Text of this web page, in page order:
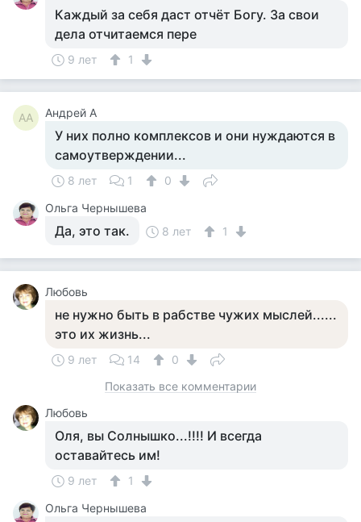
Каждый за себя даст отчёт Богу. За свои
дела отчитаемся пере
9 лет 1
АА Андрей А
У них полно комплексов и они нуждаются в
самоутверждении...
8 лет 1
0
Ольга Чернышева
Да, это так. 8 лет 1
Любовь
не нужно быть в рабстве чужих мыслей......
это их жизнь...
9 лет 14
0
Показать все комментарии
Любовь
Оля, вы Солнышко...!!!! И всегда
оставайтесь им!
9 лет
1
Ольга Чернышева